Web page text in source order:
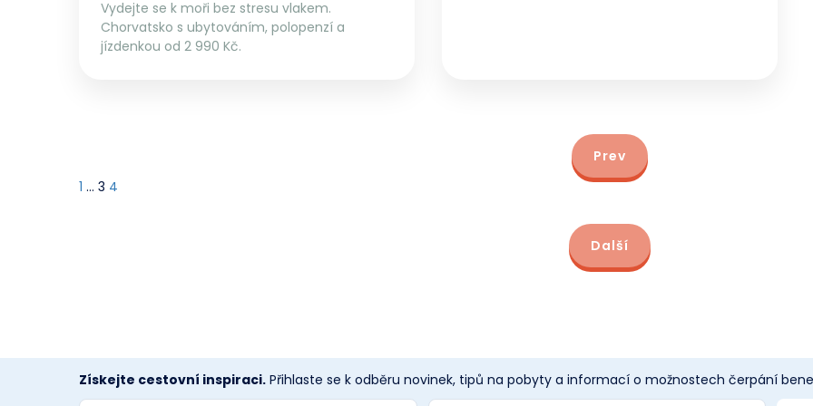
Vydejte se k moři bez stresu vlakem.
Chorvatsko s ubytováním, polopenzí a
jízdenkou od 2 990 Kč.
Prev
1 … 3 4
Další
Získejte cestovní inspiraci. Přihlaste se k odběru novinek, tipů na pobyty a informací o možnostech čerpání